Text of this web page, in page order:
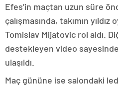
Efes’in maçtan uzun süre
çalışmasında, takımın
Tomislav Mijatovic rol aldı.
destekleyen video
ulaşıldı.
Maç gününe ise salondaki